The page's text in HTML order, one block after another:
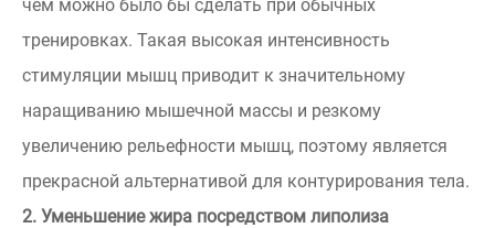
чем можно было бы сделать при обычных
тренировках. Такая высокая интенсивность
стимуляции мышц приводит к значительному
наращиванию мышечной массы и резкому
увеличению рельефности мышц, поэтому является
прекрасной альтернативой для контурирования тела.
2. Уменьшение жира посредством липолиза